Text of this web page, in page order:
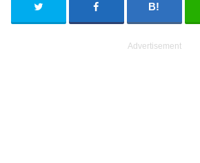
Advertisement